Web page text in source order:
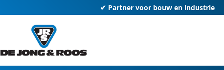
✔ Partner voor bouw en industrie